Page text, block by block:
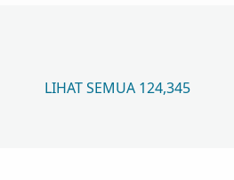
LIHAT SEMUA 124,345